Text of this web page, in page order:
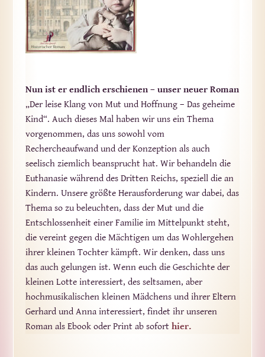
Nun ist er endlich erschienen – unser neuer Roman
„Der leise Klang von Mut und Hoffnung – Das geheime
Kind“. Auch dieses Mal haben wir uns ein Thema
vorgenommen, das uns sowohl vom
Rechercheaufwand und der Konzeption als auch
seelisch ziemlich beansprucht hat. Wir behandeln die
Euthanasie während des Dritten Reichs, speziell die an
Kindern. Unsere größte Herausforderung war dabei, das
Thema so zu beleuchten, dass der Mut und die
Entschlossenheit einer Familie im Mittelpunkt steht,
die vereint gegen die Mächtigen um das Wohlergehen
ihrer kleinen Tochter kämpft. Wir denken, dass uns
das auch gelungen ist. Wenn euch die Geschichte der
kleinen Lotte interessiert, des seltsamen, aber
hochmusikalischen kleinen Mädchens und ihrer Eltern
Gerhard und Anna interessiert, findet ihr unseren
Roman als Ebook oder Print ab soforthier.